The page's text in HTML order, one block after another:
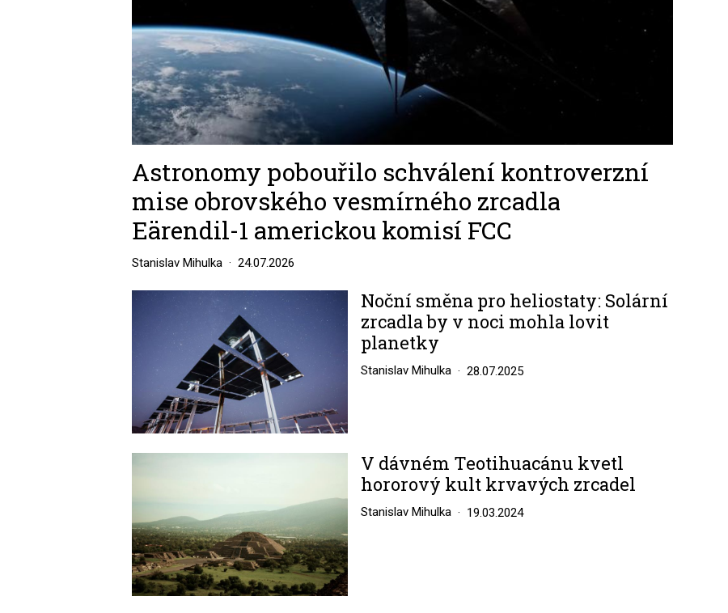
Astronomy pobouřilo schválení kontroverzní
mise obrovského vesmírného zrcadla
Eärendil-1 americkou komisí FCC
Stanislav Mihulka 24.07.2026
Noční směna pro heliostaty: Solární
zrcadla by v noci mohla lovit
planetky
Stanislav Mihulka 28.07.2025
V dávném Teotihuacánu kvetl
hororový kult krvavých zrcadel
Stanislav Mihulka 19.03.2024